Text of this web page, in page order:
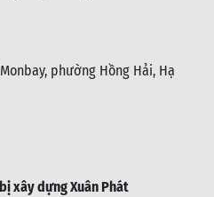
phường Hồng Hải, Hạ
xây dựng Xuân Phát